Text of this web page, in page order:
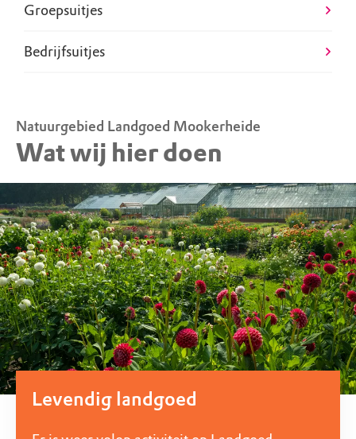
Groepsuitjes
Bedrijfsuitjes
Natuurgebied Landgoed Mookerheide
Wat wij hier doen
Levendig landgoed